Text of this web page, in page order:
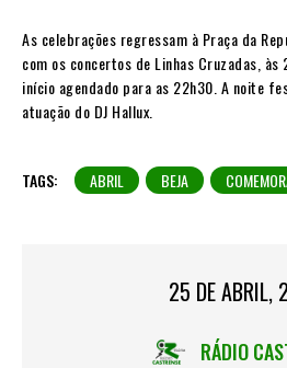
As celebrações regressam à Praça da
com os concertos de Linhas Cruzadas, às
início agendado para as 22h30. A noite
atuação do DJ Hallux.
TAGS: ABRIL BEJA
25 DE ABRIL,
RÁDIO